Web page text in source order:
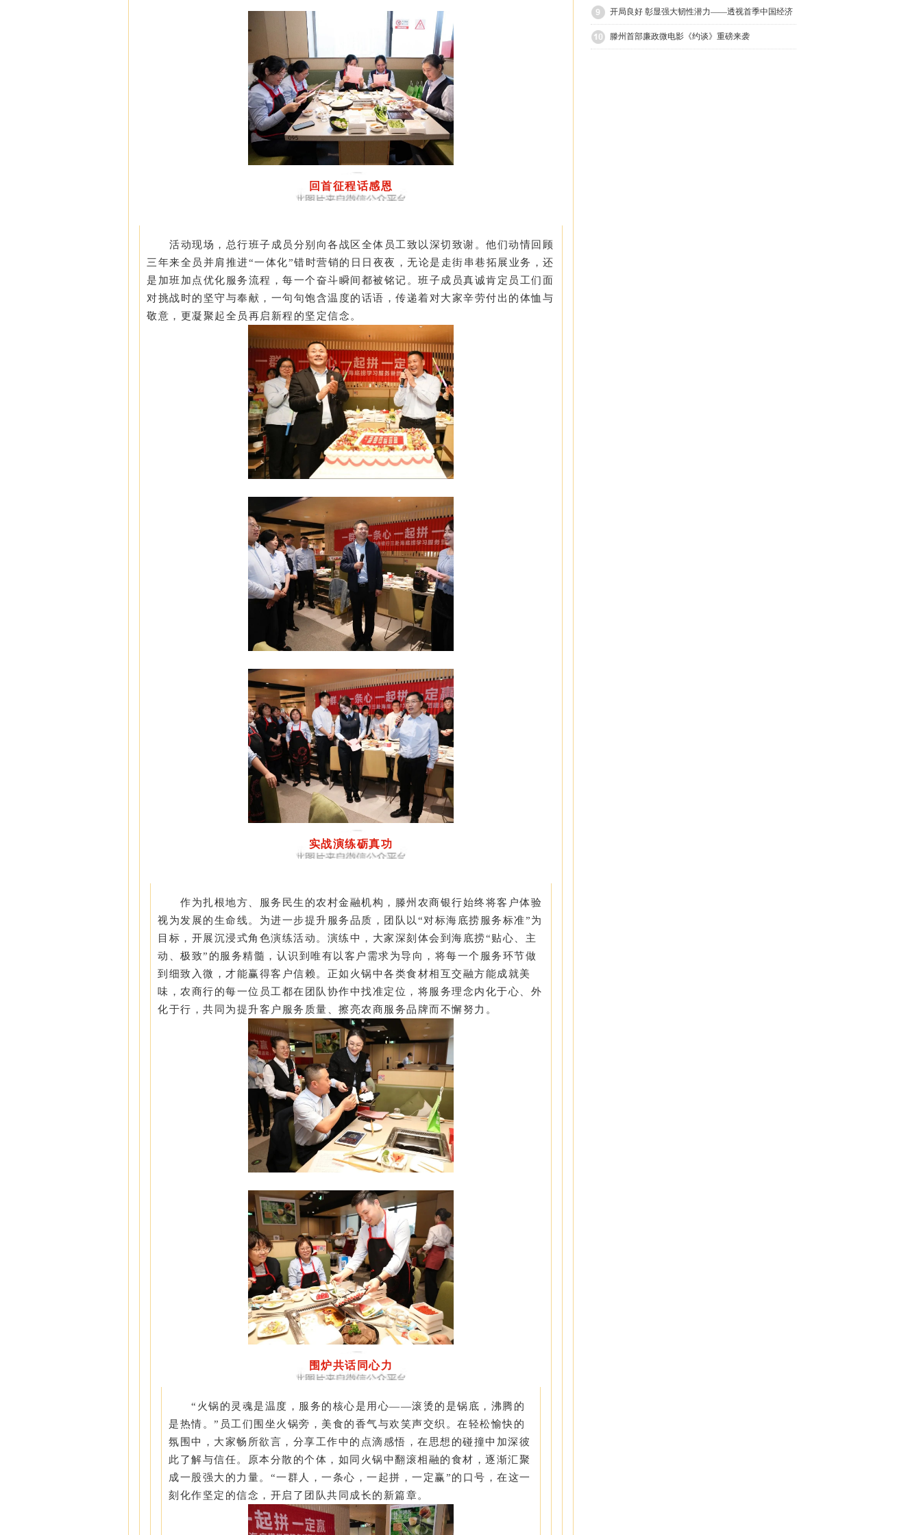
回首征程话感恩
活动现场，总行班子成员分别向各战区全体员工致以深切致谢。他们动情回顾
三年来全员并肩推进“一体化”错时营销的日日夜夜，无论是走街串巷拓展业务，还
是加班加点优化服务流程，每一个奋斗瞬间都被铭记。班子成员真诚肯定员工们面
对挑战时的坚守与奉献，一句句饱含温度的话语，传递着对大家辛劳付出的体恤与
敬意，更凝聚起全员再启新程的坚定信念。
实战演练砺真功
作为扎根地方、服务民生的农村金融机构，滕州农商银行始终将客户体验
视为发展的生命线。为进一步提升服务品质，团队以“对标海底捞服务标准”为
目标，开展沉浸式角色演练活动。演练中，大家深刻体会到海底捞“贴心、主
动、极致”的服务精髓，认识到唯有以客户需求为导向，将每一个服务环节做
到细致入微，才能赢得客户信赖。正如火锅中各类食材相互交融方能成就美
味，农商行的每一位员工都在团队协作中找准定位，将服务理念内化于心、外
化于行，共同为提升客户服务质量、擦亮农商服务品牌而不懈努力。
围炉共话同心力
“火锅的灵魂是温度，服务的核心是用心——滚烫的是锅底，沸腾的
是热情。”员工们围坐火锅旁，美食的香气与欢笑声交织。在轻松愉快的
氛围中，大家畅所欲言，分享工作中的点滴感悟，在思想的碰撞中加深彼
此了解与信任。原本分散的个体，如同火锅中翻滚相融的食材，逐渐汇聚
成一股强大的力量。“一群人，一条心，一起拼，一定赢”的口号，在这一
刻化作坚定的信念，开启了团队共同成长的新篇章。
开局良好 彰显强大韧性潜力——透视首季中国经济
成绩单
滕州首部廉政微电影《约谈》重磅来袭